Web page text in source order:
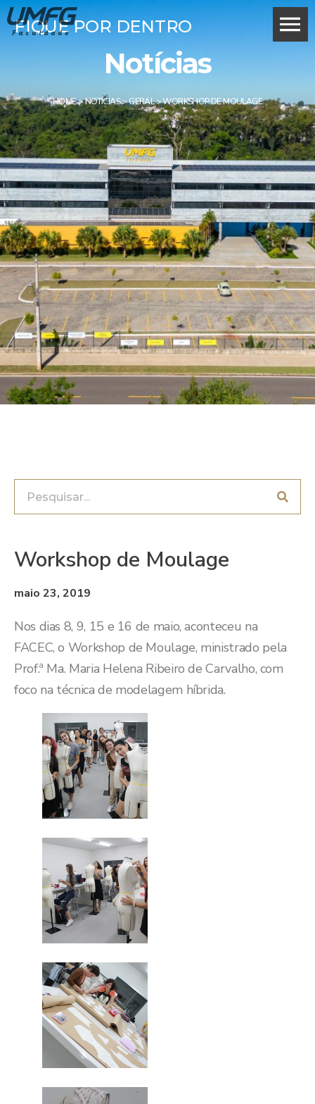
FIQUE POR DENTRO
Notícias
HOME>NOTÍCIAS>GERAL>WORKSHOP DE MOULAGE
Workshop de Moulage
maio 23, 2019
Nos dias 8, 9, 15 e 16 de maio, aconteceu na
FACEC, o Workshop de Moulage, ministrado pela
Prof.ª Ma. Maria Helena Ribeiro de Carvalho, com
foco na técnica de modelagem híbrida.